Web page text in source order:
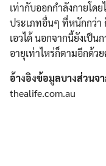
เท่ากับออกกำลังกายโด
ประเภทอื่นๆ ที่หนักกว่า
เอวได้ นอกจากนี้ยังเป็
อายุเท่าไหร่ก็ตามอีกด้ว
อ้างอิงข้อมูลบางส่วนจ
thealife.com.au